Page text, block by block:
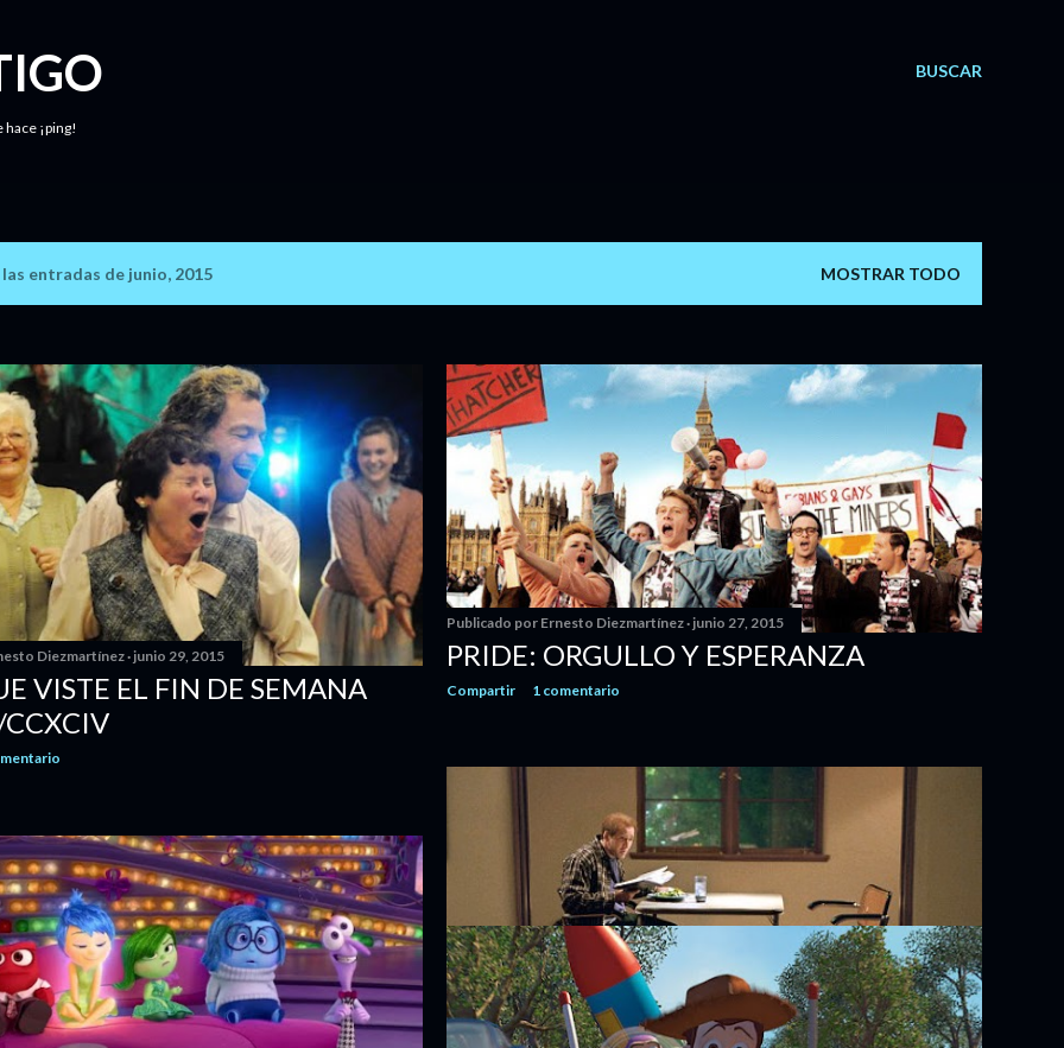
BUSCAR
hace ¡ping!
entradas de junio, 2015 MOSTRAR TODO
Diezmartínez junio 29, 2015
VISTE EL FIN DE SEMANA
CCXCIV
Publicado por Ernesto Diezmartínez junio 27, 2015
PRIDE: ORGULLO Y ESPERANZA
Compartir 1 comentario